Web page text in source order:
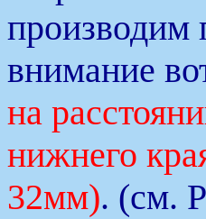
производим
внимание
на
нижнего
32мм). (см.